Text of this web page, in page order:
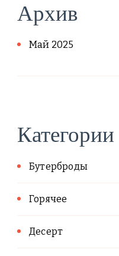
Архив
Май 2025
Категории
Бутерброды
Горячее
Десерт